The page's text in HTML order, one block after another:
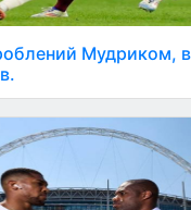
Мудриком,